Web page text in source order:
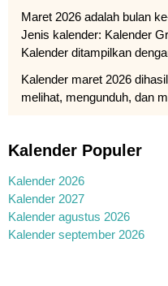
Maret 2026 adalah bulan
Jenis kalender: Kalender
Kalender ditampilkan
Kalender maret 2026
melihat, mengunduh, dan
Kalender Populer
Kalender 2026
Kalender 2027
Kalender agustus 2026
Kalender september 2026